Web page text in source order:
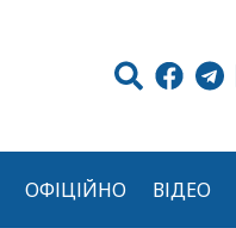
ОФІЦІЙНО ВІДЕО